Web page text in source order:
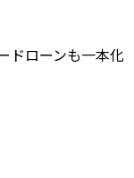
ドローンも一本化